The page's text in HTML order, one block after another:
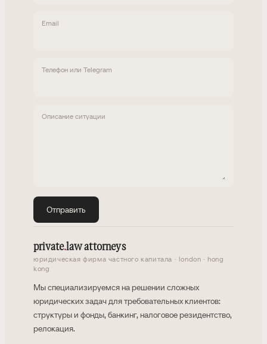
Email
Телефон или Telegram
Описание ситуации
Отправить
private.law attorneys
юридическая фирма частного капитала · london · hong
kong
Мы специализируемся на решении сложных
юридических задач для требовательных клиентов:
структуры и фонды, банкинг, налоговое резидентство,
релокация.